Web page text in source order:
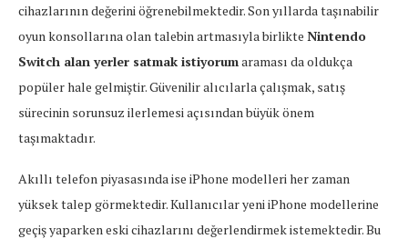
cihazlarının değerini öğrenebilmektedir. Son yıllarda taşınabilir
oyun konsollarına olan talebin artmasıyla birlikte Nintendo
Switch alan yerler satmak istiyorumaraması da oldukça
popüler hale gelmiştir. Güvenilir alıcılarla çalışmak, satış
sürecinin sorunsuz ilerlemesi açısından büyük önem
taşımaktadır.
Akıllı telefon piyasasında ise iPhone modelleri her zaman
yüksek talep görmektedir. Kullanıcılar yeni iPhone modellerine
geçiş yaparken eski cihazlarını değerlendirmek istemektedir. Bu